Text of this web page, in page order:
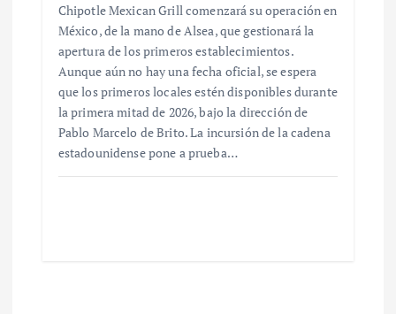
Chipotle Mexican Grill comenzará su operación en
México, de la mano de Alsea, que gestionará la
apertura de los primeros establecimientos.
Aunque aún no hay una fecha oficial, se espera
que los primeros locales estén disponibles durante
la primera mitad de 2026, bajo la dirección de
Pablo Marcelo de Brito. La incursión de la cadena
estadounidense pone a prueba…